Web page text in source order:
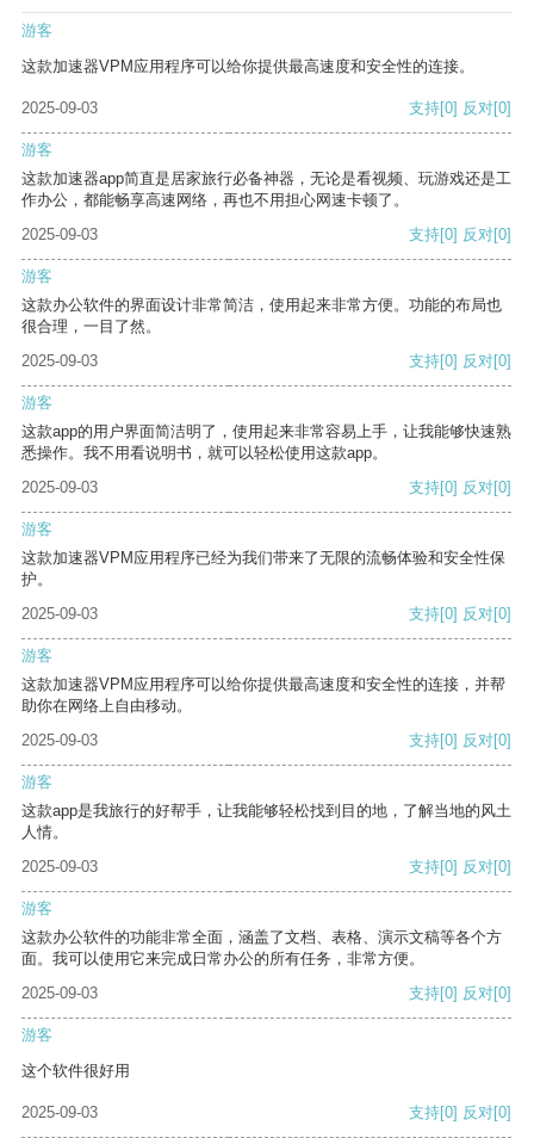
游客
这款加速器VPM应用程序可以给你提供最高速度和安全性的连接。
2025-09-03 支持[0] 反对[0]
游客
这款加速器app简直是居家旅行必备神器，无论是看视频、玩游戏还是工
作办公，都能畅享高速网络，再也不用担心网速卡顿了。
2025-09-03
支持[0] 反对[0]
游客
这款办公软件的界面设计非常简洁，使用起来非常方便。功能的布局也
很合理，一目了然。
2025-09-03
支持[0] 反对[0]
游客
这款app的用户界面简洁明了，使用起来非常容易上手，让我能够快速熟
悉操作。我不用看说明书，就可以轻松使用这款app。
2025-09-03
支持[0] 反对[0]
游客
这款加速器VPM应用程序已经为我们带来了无限的流畅体验和安全性保
护。
2025-09-03
支持[0] 反对[0]
游客
这款加速器VPM应用程序可以给你提供最高速度和安全性的连接，并帮
助你在网络上自由移动。
2025-09-03
支持[0] 反对[0]
游客
这款app是我旅行的好帮手，让我能够轻松找到目的地，了解当地的风土
人情。
2025-09-03
支持[0] 反对[0]
游客
这款办公软件的功能非常全面，涵盖了文档、表格、演示文稿等各个方
面。我可以使用它来完成日常办公的所有任务，非常方便。
2025-09-03
支持[0] 反对[0]
游客
这个软件很好用
2025-09-03 支持[0] 反对[0]